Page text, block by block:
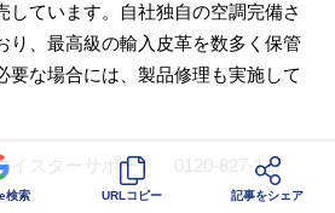
しています。自社独自の空調完備さ
り、最高級の輸入皮革を数多く保管
要な場合には、製品修理も実施して
イスターサポート 0120-827-117
検索 URLコピー 記事をシェア